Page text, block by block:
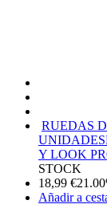
RUEDAS
UNIDADES
Y LOOK
STOCK
18,99 €
Añadir a